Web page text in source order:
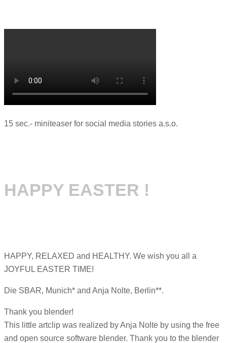
15 sec.- miniteaser for social media stories a.s.o.
HAPPY EASTER !
HAPPY, RELAXED and HEALTHY. We wish you all a
JOYFUL EASTER TIME!
Die SBAR, Munich* and Anja Nolte, Berlin**.
Thank you blender!
This little artclip was realized by Anja Nolte by using the free
and open source software blender. Thank you to the blender